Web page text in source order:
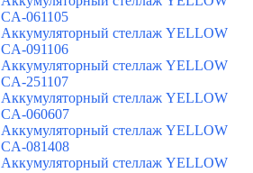
CA-061105
Аккумуляторный стеллаж YELLOW
CA-091106
Аккумуляторный стеллаж YELLOW
CA-251107
Аккумуляторный стеллаж YELLOW
CA-060607
Аккумуляторный стеллаж YELLOW
CA-081408
Аккумуляторный стеллаж YELLOW